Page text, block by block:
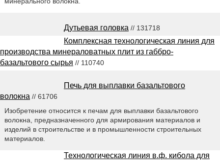
Дутьевая головка // 131718
Комплексная технологическая линия для
производства минераловатных плит из габбро-
базальтового сырья // 110740
Печь для выплавки базальтового
волокна // 61706
Изобретение относится к печам для выплавки базальтового
волокна, предназначенного для армирования материалов и
изделий в строительстве и в промышленности строительных
материалов.
Технологическая линия в.ф. кибола для